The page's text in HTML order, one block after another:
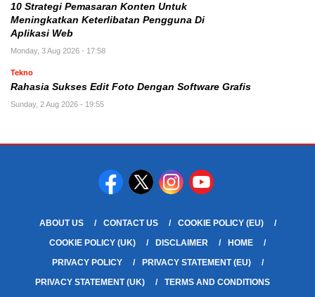
10 Strategi Pemasaran Konten Untuk
Meningkatkan Keterlibatan Pengguna Di
Aplikasi Web
Monday, 3 Aug 2026 - 17:58
Tekno
Rahasia Sukses Edit Foto Dengan Software Grafis
Sunday, 2 Aug 2026 - 19:55
ABOUT US CONTACT US
COOKIE POLICY (EU)
COOKIE POLICY (UK)
DISCLAIMER
HOME
PRIVACY POLICY
PRIVACY STATEMENT (EU)
PRIVACY STATEMENT (UK)
TERMS AND CONDITIONS